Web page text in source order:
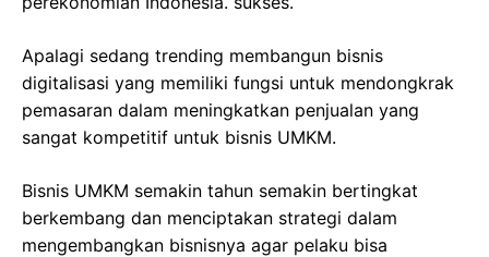
Apalagi sedang trending membangun bisnis
digitalisasi yang memiliki fungsi untuk mendongkrak
pemasaran dalam meningkatkan penjualan yang
sangat kompetitif untuk bisnis UMKM.
Bisnis UMKM semakin tahun semakin bertingkat
berkembang dan menciptakan strategi dalam
mengembangkan bisnisnya agar pelaku bisa